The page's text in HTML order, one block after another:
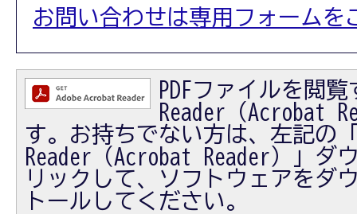
お問い合わせは専用フォームを
PDFファイルを閲
Reader（Acrobat
す。お持ちでない方は、左記の
Reader（Acrobat Reader）」ダ
リックして、ソフトウェアをダ
トールしてください。